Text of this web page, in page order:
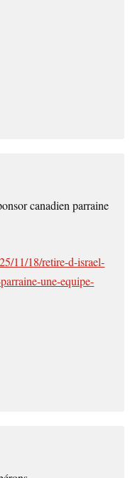
canadien parraine
11/18/retire-d-israel-
une-equipe-